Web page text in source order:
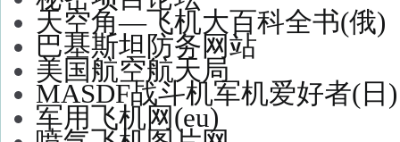
天空角—飞机大百科全书(俄)
巴基斯坦防务网站
美国航空航天局
MASDF战斗机军机爱好者(日)
军用飞机网(eu)